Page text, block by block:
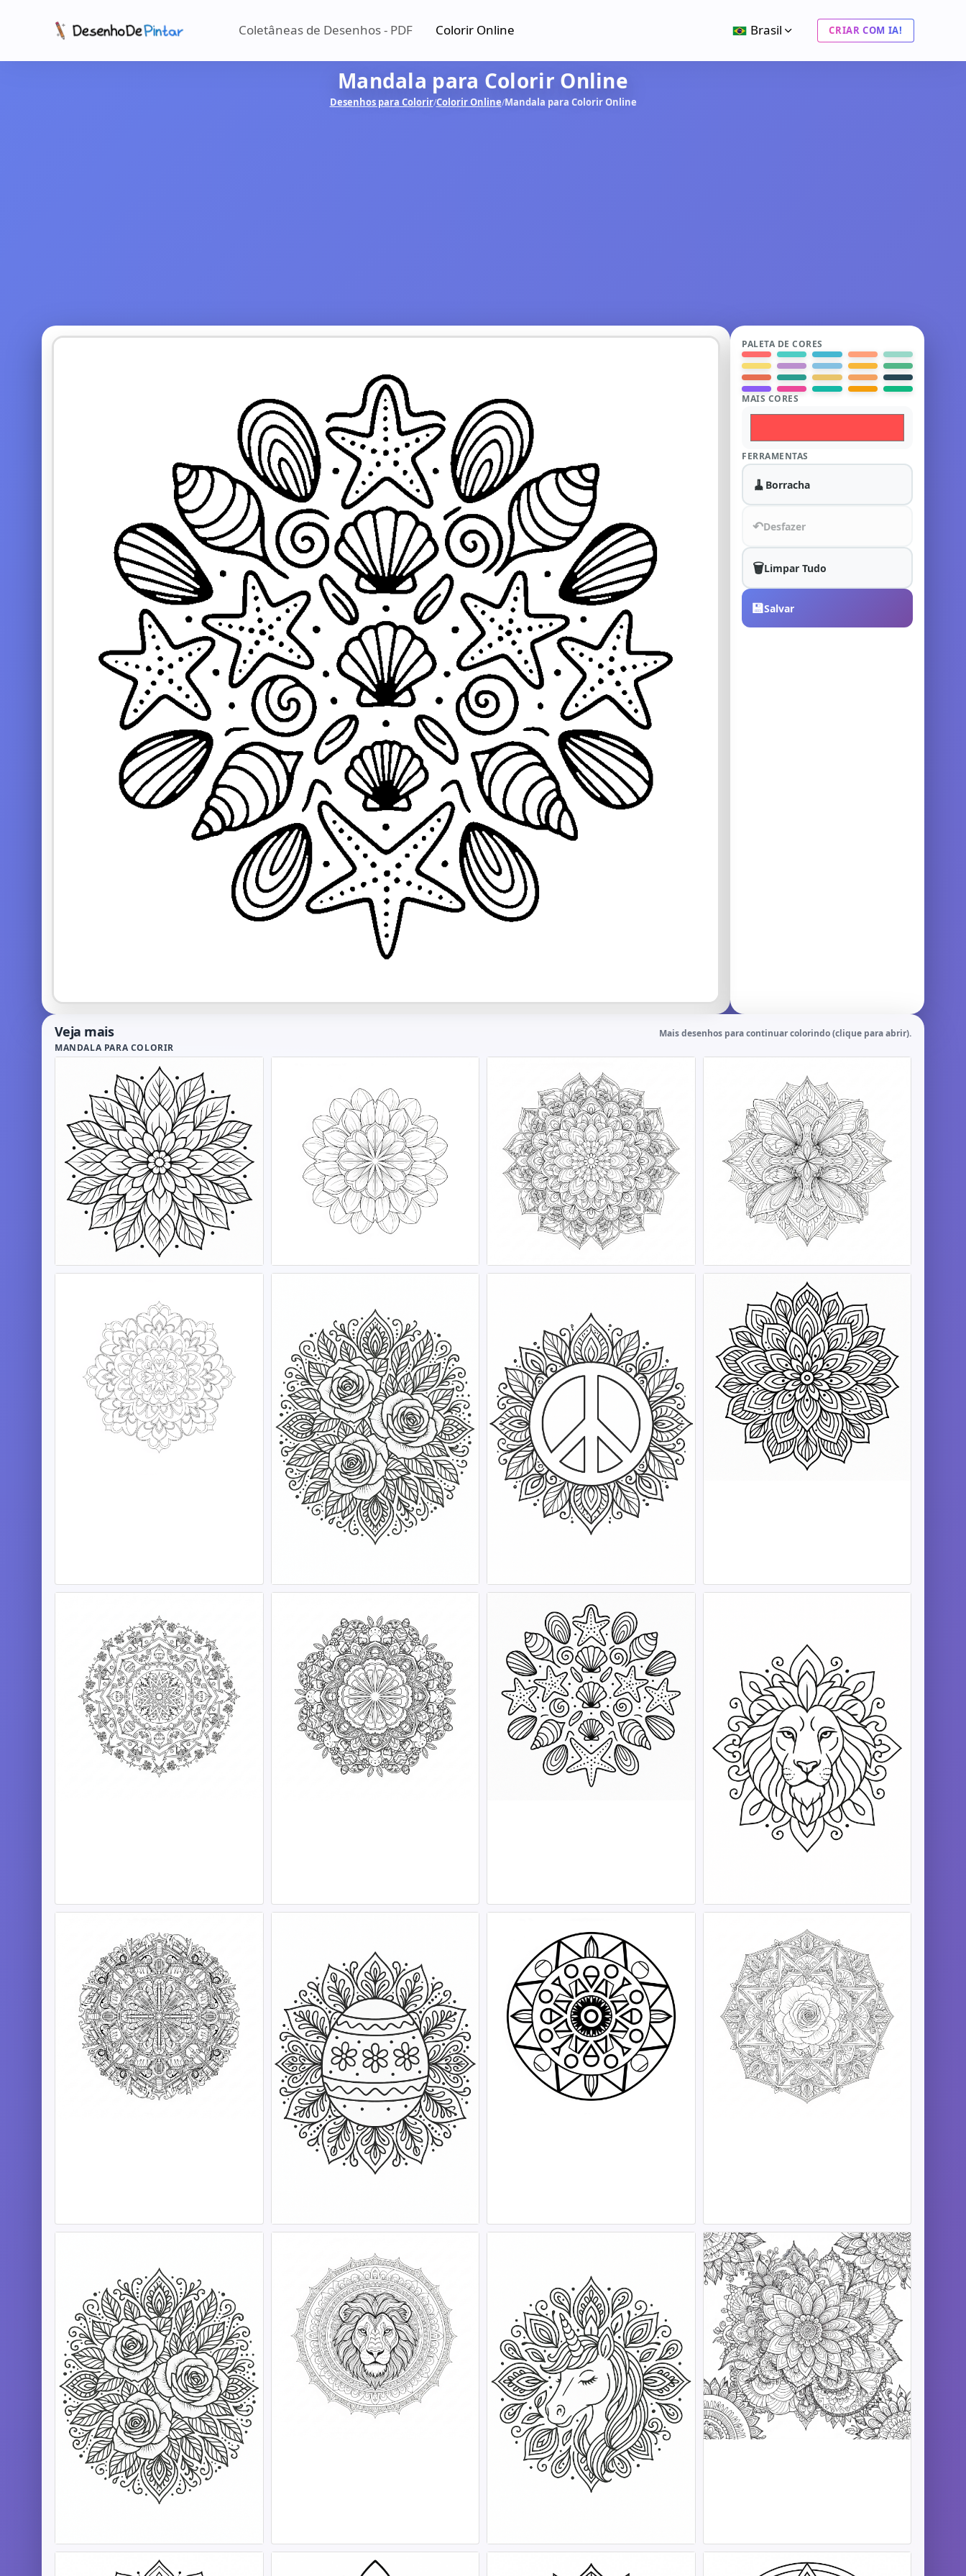
Coletâneas de Desenhos - PDF Colorir Online Brasil CRIAR COM IA!
Mandala para Colorir Online
Desenhos para Colorir/Colorir Online/Mandala para Colorir Online
PALETA DE CORES
MAIS CORES
FERRAMENTAS
🧹 Borracha
↶Desfazer
🗑️Limpar Tudo
💾Salvar
Veja mais
Mais desenhos para continuar colorindo (clique para abrir).
MANDALA PARA COLORIR